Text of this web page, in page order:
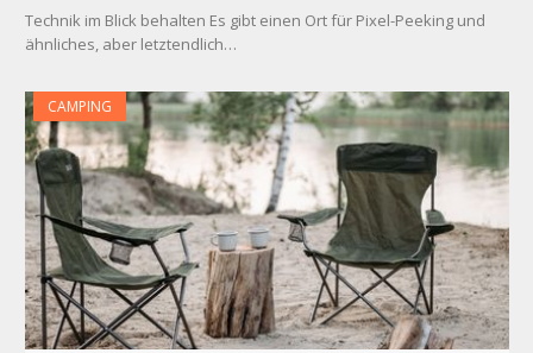
Technik im Blick behalten Es gibt einen Ort für Pixel-Peeking und
ähnliches, aber letztendlich…
CAMPING